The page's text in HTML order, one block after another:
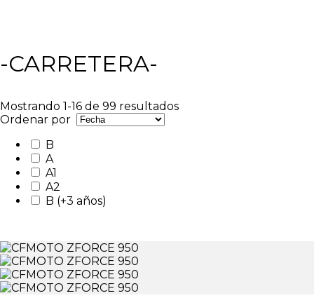
-CARRETERA-
Mostrando 1-16 de 99 resultados
Ordenar por
B
A
A1
A2
B (+3 años)